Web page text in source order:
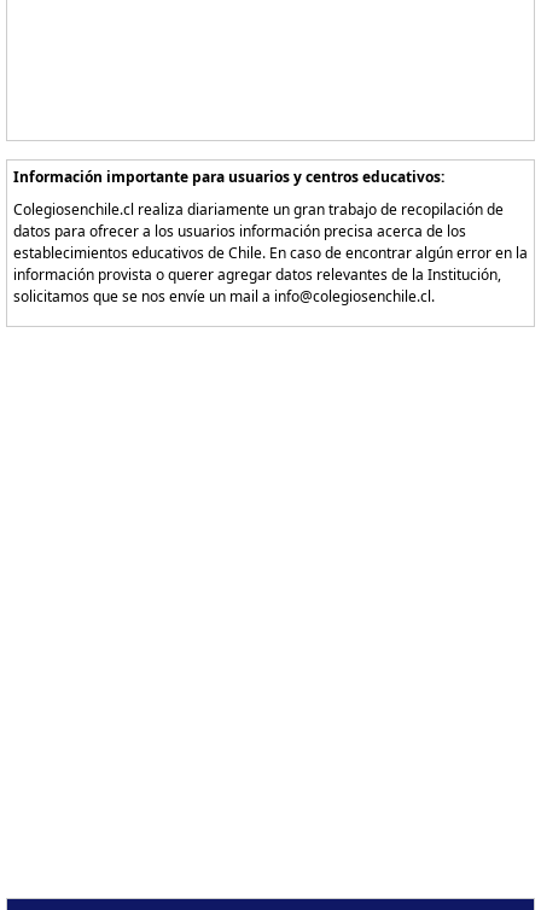
Información importante para usuarios y centros educativos:
Colegiosenchile.cl realiza diariamente un gran trabajo de recopilación de
datos para ofrecer a los usuarios información precisa acerca de los
establecimientos educativos de Chile. En caso de encontrar algún error en la
información provista o querer agregar datos relevantes de la Institución,
solicitamos que se nos envíe un mail a info@colegiosenchile.cl.